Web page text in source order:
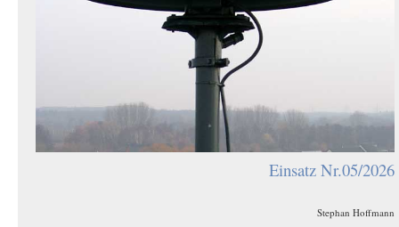
Einsatz Nr.05/2026
Stephan Hoffmann